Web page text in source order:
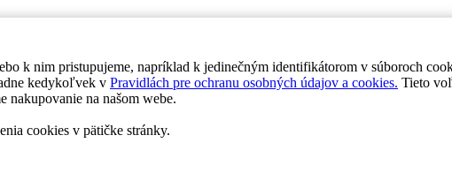
k nim pristupujeme, napríklad k jedinečným identifikátorom v súboroch
kedykoľvek v Pravidlách pre ochranu osobných údajov a cookies. Tieto
nakupovanie na našom webe.
cookies v pätičke stránky.